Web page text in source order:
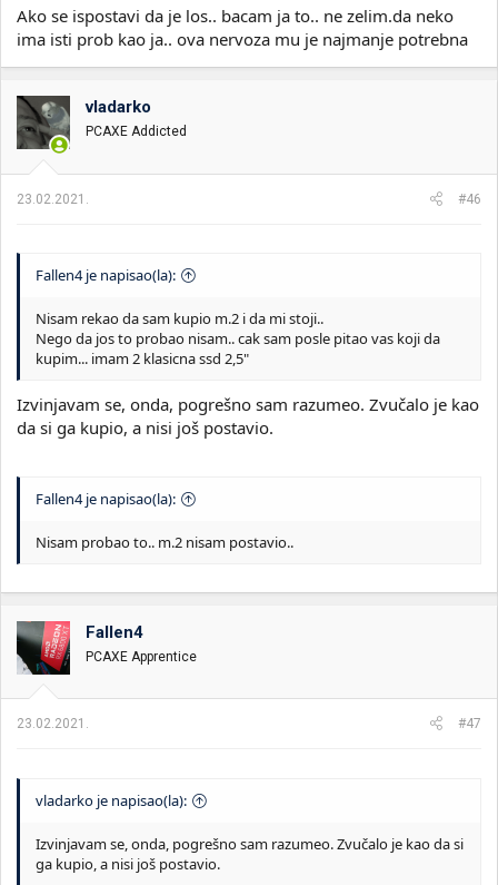
Ako se ispostavi da je los.. bacam ja to.. ne zelim.da neko
ima isti prob kao ja.. ova nervoza mu je najmanje potrebna
vladarko
PCAXE Addicted
23.02.2021. #46
Fallen4 je napisao(la):
Nisam rekao da sam kupio m.2 i da mi stoji..
Nego da jos to probao nisam.. cak sam posle pitao vas koji da
kupim... imam 2 klasicna ssd 2,5"
Izvinjavam se, onda, pogrešno sam razumeo. Zvučalo je kao
da si ga kupio, a nisi još postavio.
Fallen4 je napisao(la):
Nisam probao to.. m.2 nisam postavio..
Fallen4
PCAXE Apprentice
23.02.2021. #47
vladarko je napisao(la):
Izvinjavam se, onda, pogrešno sam razumeo. Zvučalo je kao da si
ga kupio, a nisi još postavio.